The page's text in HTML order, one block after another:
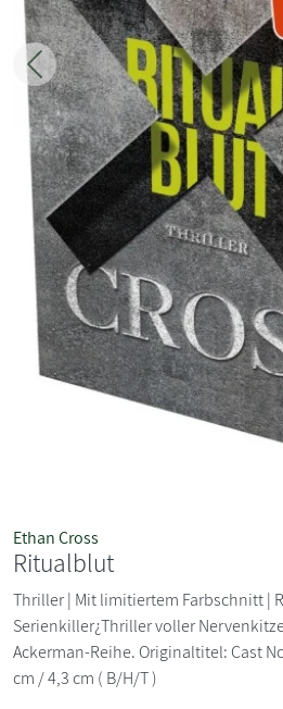
Zurück
Ethan Cross
Ritualblut
Thriller | Mit limitiertem Farbschnitt |
Serienkiller¿Thriller voller
Ackerman-Reihe. Originaltitel: Cast
cm / 4,3 cm ( B/H/T )